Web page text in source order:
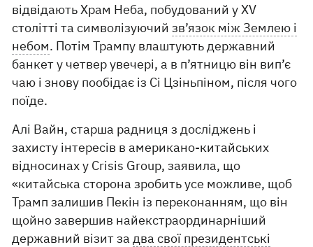
відвідають Храм Неба, побудований у XV
столітті та символізуючийзв’язок між Землею і
небом. Потім Трампу влаштують державний
банкет у четвер увечері, а в п’ятницю він вип’є
чаю і знову пообідає із Сі Цзіньпіном, після чого
поїде.
Алі Вайн, старша радниця з досліджень і
захисту інтересів в американо-китайських
відносинах у Crisis Group, заявила, що
«китайська сторона зробить усе можливе, щоб
Трамп залишив Пекін із переконанням, що він
щойно завершив найекстраординарніший
державний візит задва свої президентські